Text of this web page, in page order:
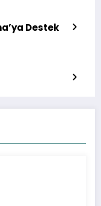
Destek